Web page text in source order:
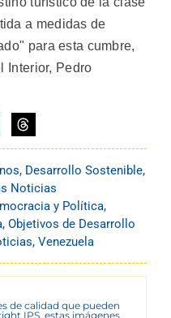
a medidas de
para esta cumbre,
Interior, Pedro
, Desarrollo Sostenible,
Noticias
y Política,
, Objetivos de Desarrollo
, Venezuela
de calidad que pueden
IPS, estas imágenes